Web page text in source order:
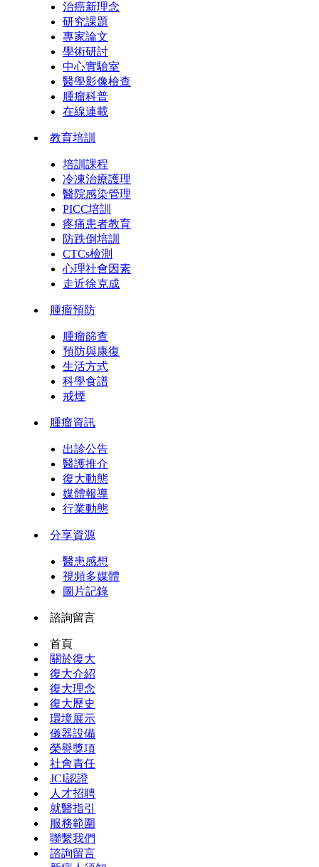
治癌新理念
研究課題
專家論文
學術研討
中心實驗室
醫學影像檢查
腫瘤科普
在線連載
教育培訓
培訓課程
冷凍治療護理
醫院感染管理
PICC培訓
疼痛患者教育
防跌倒培訓
CTCs檢測
心理社會因素
走近徐克成
腫瘤預防
腫瘤篩查
預防與康復
生活方式
科學食譜
戒煙
腫瘤資訊
出診公告
醫護推介
復大動態
媒體報導
行業動態
分享資源
醫患感想
視頻多媒體
圖片記錄
諮詢留言
首頁
關於復大
復大介紹
復大理念
復大歷史
環境展示
儀器設備
榮譽獎項
社會責任
JCI認證
人才招聘
就醫指引
服務範圍
聯繫我們
諮詢留言